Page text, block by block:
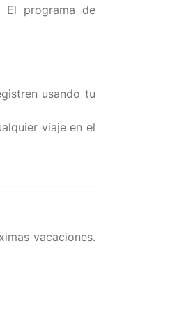
El programa de
usando tu
viaje en el
vacaciones.